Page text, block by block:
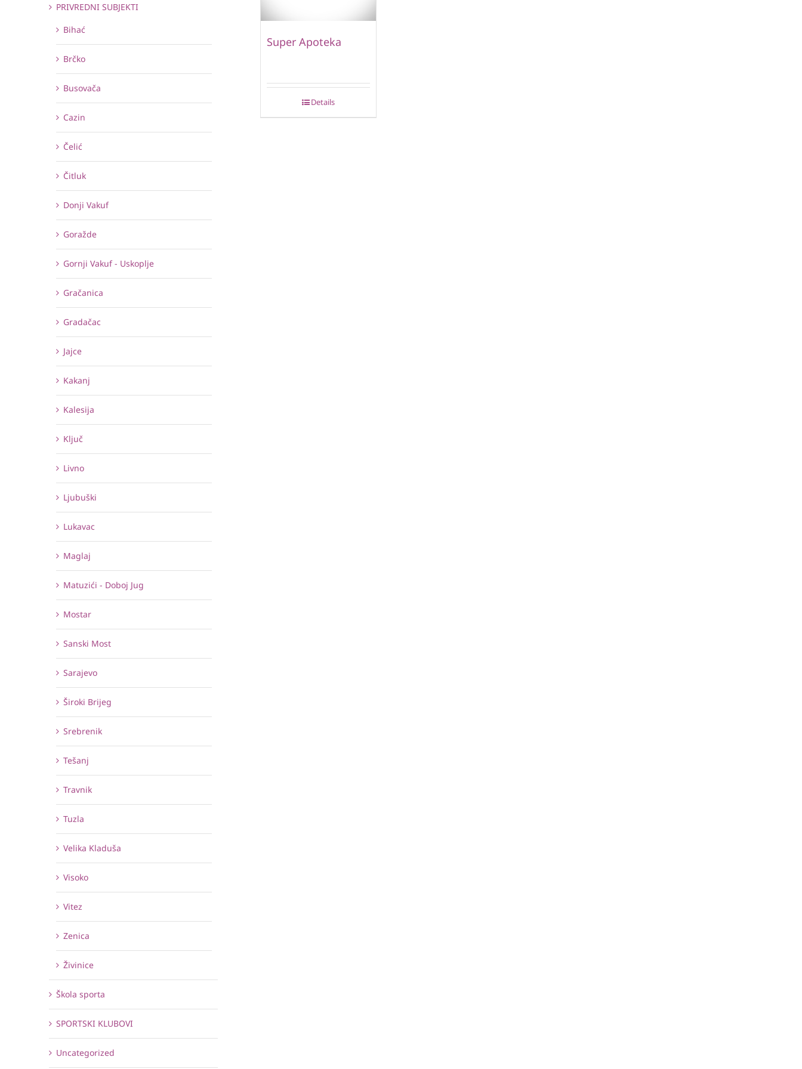
Super Apoteka
Details
PRIVREDNI SUBJEKTI
Bihać
Brčko
Busovača
Cazin
Čelić
Čitluk
Donji Vakuf
Goražde
Gornji Vakuf - Uskoplje
Gračanica
Gradačac
Jajce
Kakanj
Kalesija
Ključ
Livno
Ljubuški
Lukavac
Maglaj
Matuzići - Doboj Jug
Mostar
Sanski Most
Sarajevo
Široki Brijeg
Srebrenik
Tešanj
Travnik
Tuzla
Velika Kladuša
Visoko
Vitez
Zenica
Živinice
Škola sporta
SPORTSKI KLUBOVI
Uncategorized